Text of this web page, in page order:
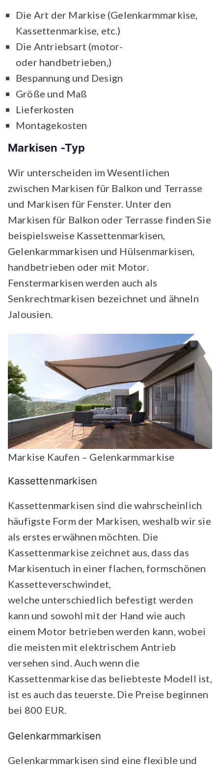
Die Art der Markise (Gelenkarmmarkise,
Kassettenmarkise, etc.)
Die Antriebsart (motor-
oder handbetrieben,)
Bespannung und Design
Größe und Maß
Lieferkosten
Montagekosten
Markisen -Typ
Wir unterscheiden im Wesentlichen
zwischen Markisen für Balkon und Terrasse
und Markisen für Fenster. Unter den
Markisen für Balkon oder Terrasse finden Sie
beispielsweise Kassettenmarkisen,
Gelenkarmmarkisen und Hülsenmarkisen,
handbetrieben oder mit Motor.
Fenstermarkisen werden auch als
Senkrechtmarkisen bezeichnet und ähneln
Jalousien.
Markise Kaufen – Gelenkarmmarkise
Kassettenmarkisen
Kassettenmarkisen sind die wahrscheinlich
häufigste Form der Markisen, weshalb wir sie
als erstes erwähnen möchten. Die
Kassettenmarkise zeichnet aus, dass das
Markisentuch in einer flachen, formschönen
Kassetteverschwindet,
welche unterschiedlich befestigt werden
kann und sowohl mit der Hand wie auch
einem Motor betrieben werden kann, wobei
die meisten mit elektrischem Antrieb
versehen sind. Auch wenn die
Kassettenmarkise das beliebteste Modell ist,
ist es auch das teuerste. Die Preise beginnen
bei 800 EUR.
Gelenkarmmarkisen
Gelenkarmmarkisen sind eine flexible und